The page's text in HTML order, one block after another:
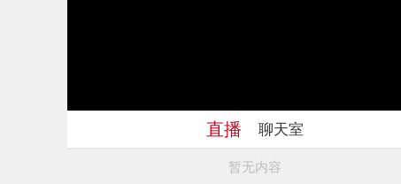
直播 聊天室
暂无内容